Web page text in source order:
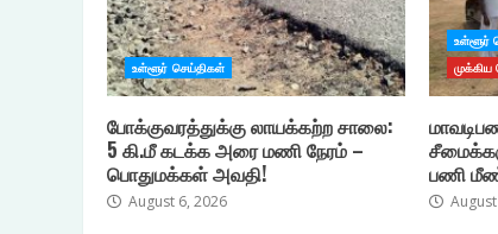
உள்ளூர் செய்திகள்
போக்குவரத்துக்கு லாயக்கற்ற சாலை:
5 கி.மீ கடக்க அரை மணி நேரம் –
பொதுமக்கள் அவதி!
August 6, 2026
உள்ளூர்
பணி